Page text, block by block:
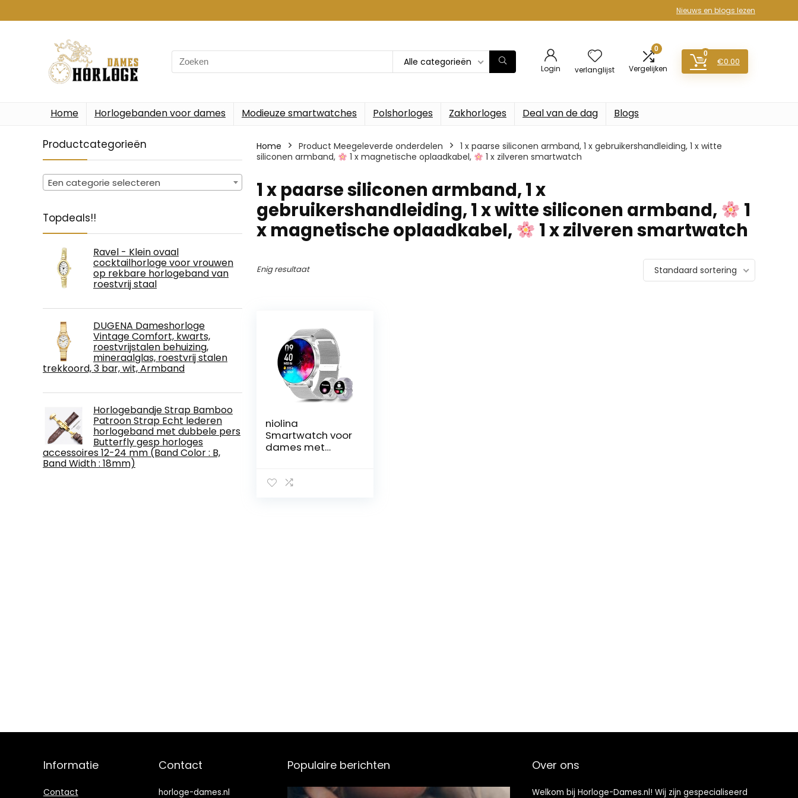
Nieuws en blogs lezen
Search
for:
Alle categorieën
Login verlanglijst
0
Vergelijken
0
€0.00
Home Horlogebanden voor dames Modieuze smartwatches Polshorloges Zakhorloges Deal van de dag Blogs
Productcategorieën
Een categorie selecteren
Topdeals!!
Ravel - Klein ovaal
cocktailhorloge voor vrouwen
op rekbare horlogeband van
roestvrij staal
DUGENA Dameshorloge
Vintage Comfort, kwarts,
roestvrijstalen behuizing,
mineraalglas, roestvrij stalen
trekkoord, 3 bar, wit, Armband
Horlogebandje Strap Bamboo
Patroon Strap Echt lederen
horlogeband met dubbele pers
Butterfly gesp horloges
accessoires 12-24 mm (Band Color : B,
Band Width : 18mm)
Home Product Meegeleverde onderdelen
‎1 x paarse siliconen armband, 1 x gebruikershandleiding, 1 x witte
siliconen armband,
1 x magnetische oplaadkabel, 1 x zilveren smartwatch
‎1 x paarse siliconen armband, 1 x
gebruikershandleiding, 1 x witte siliconen armband,
1
x magnetische oplaadkabel,
1 x zilveren smartwatch
Enig resultaat Standaard sortering
niolina
Smartwatch voor
dames met
volledig
Informatie
Contact
Contact
horloge-dames.nl
Populaire berichten Over ons
Welkom bij Horloge-Dames.nl! Wij zijn gespecialiseerd